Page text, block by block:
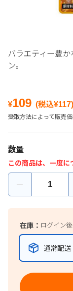
バラエティー豊
ン。
¥109 (税込¥117)
受取方法によって販売
数量
この商品は、一度に
在庫： ログイン
通常配送